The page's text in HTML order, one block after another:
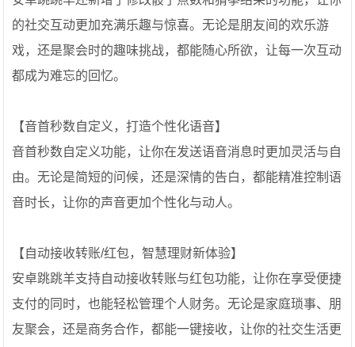
的社交互动更加充满乐趣与惊喜。无论是朋友间的欢乐游
戏，还是聚会时的趣味挑战，都能随心所欲，让每一次互动
都成为难忘的回忆。
【音首秒数自定义，打造个性化语音】
音首秒数自定义功能，让你在发送语音消息时更加灵活与自
由。无论是简短的问候，还是深情的告白，都能精准控制语
音时长，让你的声音更加个性化与动人。
【自动接收转账/红包，智慧理财新体验】
安卓跳跳羊支持自动接收转账与红包功能，让你在享受便捷
支付的同时，也能轻松管理个人财务。无论是家庭琐事、朋
友聚会，还是商务合作，都能一键接收，让你的社交生活更